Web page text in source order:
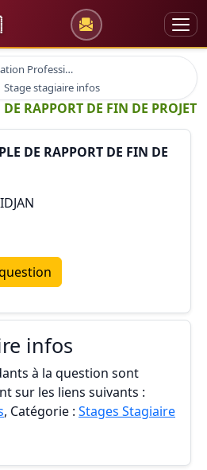
Orientation Professionnelle
Stage stagiaire infos
RAPPORT DE FIN DE PROJET
DE RAPPORT DE FIN DE
infos
à la question sont
sur les liens suivants :
, Catégorie : Stages Stagiaire